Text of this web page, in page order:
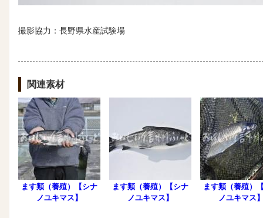
撮影協力：長野県水産試験場
関連素材
ます類（養殖）【シナ
ノユキマス】
ます類（養殖）【シナ
ノユキマス】
ます類（養殖）
ノユキマス